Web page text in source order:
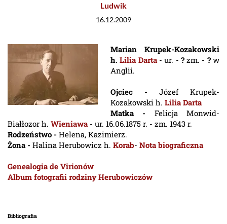
Ludwik
16.12.2009
Marian Krupek-Kozakowski
h.Lilia Darta- ur. - ?zm. - ?w
Anglii.
Ojciec - Józef Krupek-
Kozakowski h. Lilia Darta
Matka - Felicja Monwid-
Białłozor h. Wieniawa- ur. 16.06.1875 r. - zm. 1943 r.
Rodzeństwo - Helena, Kazimierz.
Żona - Halina Herubowicz h. Korab- Nota biograficzna
Genealogia de Virionów
Album fotografii rodziny Herubowiczów
Bibliografia